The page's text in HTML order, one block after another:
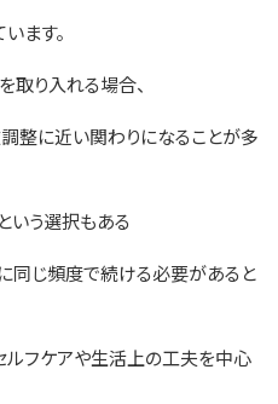
ます。
取り入れる場合、
整に近い関わりになることが多
いう選択もある
同じ頻度で続ける必要があると
ルフケアや生活上の工夫を中心